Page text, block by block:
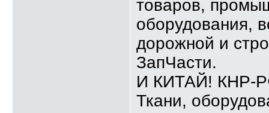
товаров,
оборудования,
дорожной и
ЗапЧасти.
И КИТАЙ! КНР-
Ткани,